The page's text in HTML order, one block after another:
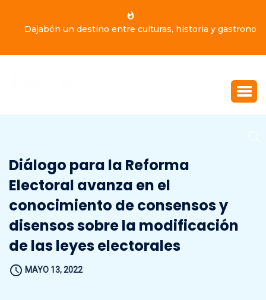
Dajabón un destino entre culturas, historia y gastronomía
Diálogo para la Reforma
Electoral avanza en el
conocimiento de consensos y
disensos sobre la modificación
de las leyes electorales
MAYO 13, 2022